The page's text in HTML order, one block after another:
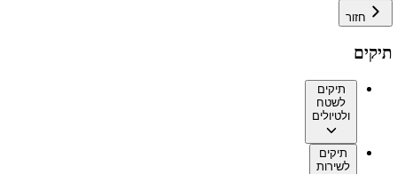
חזור
תיקים
תיקים
לשטח
ולטיולים
תיקים
לשירות